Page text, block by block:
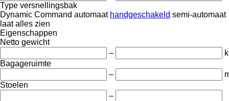
Type versnellingsbak
Dynamic Command automaat handgeschakeld semi-automaat
laat alles zien
Eigenschappen
Netto gewicht
–
Bagageruimte
–
Stoelen
–